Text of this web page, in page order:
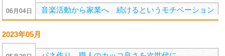
06 月 04日 音楽活動から家業へ 続けるというモチベーション
2023年05月